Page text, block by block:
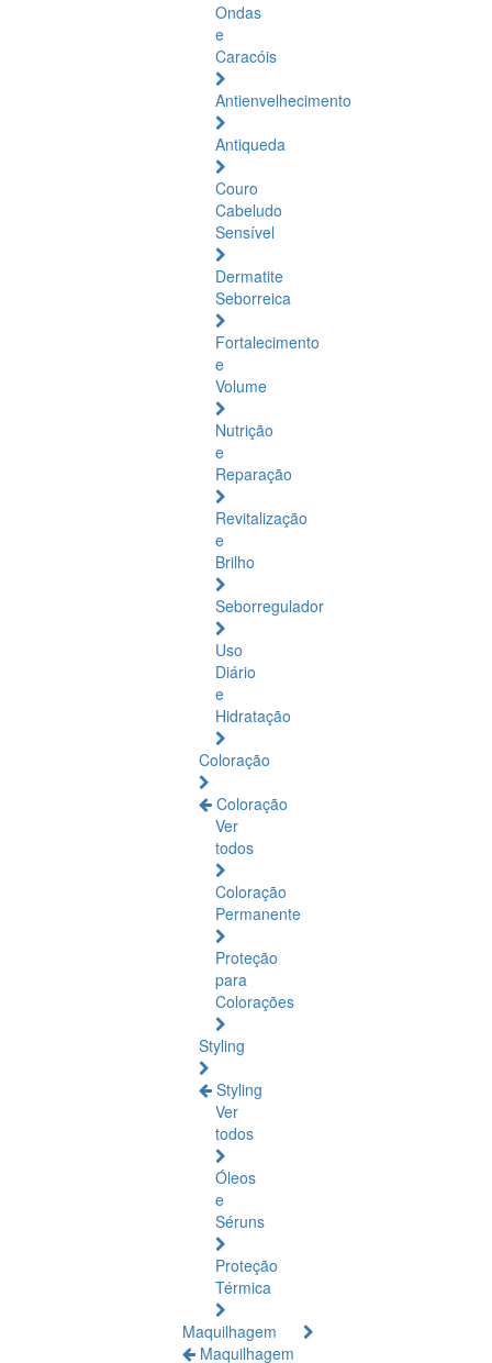
Ondas
e
Caracóis
Antienvelhecimento
Antiqueda
Couro
Cabeludo
Sensível
Dermatite
Seborreica
Fortalecimento
e
Volume
Nutrição
e
Reparação
Revitalização
e
Brilho
Seborregulador
Uso
Diário
e
Hidratação
Coloração
Coloração
Ver
todos
Coloração
Permanente
Proteção
para
Colorações
Styling
Styling
Ver
todos
Óleos
e
Séruns
Proteção
Térmica
Maquilhagem
Maquilhagem